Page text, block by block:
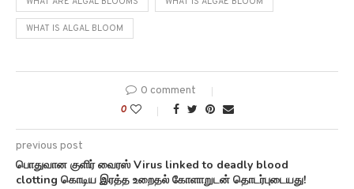
WHAT IS ALGAL BLOOM
0 comment
0
previous post
பொதுவான குளிர் வைரஸ் Virus linked to deadly blood
clotting கொடிய இரத்த உறைதல் கோளாறுடன் தொடர்புடையது!